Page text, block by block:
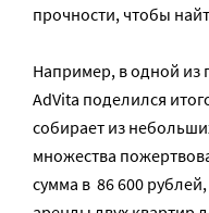
прочности, чтобы
Например, в одной из
AdVita поделился
собирает из
множества
сумма в 86 600